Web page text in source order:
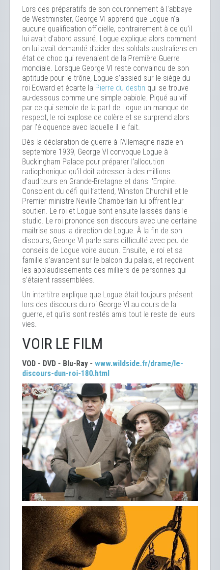
Lors des préparatifs de son couronnement à l'abbaye
de Westminster, George VI apprend que Logue n’a
aucune qualification officielle, contrairement à ce qu’il
lui avait d’abord assuré. Logue explique alors comment
on lui avait demandé d’aider des soldats australiens en
état de choc qui revenaient de la Première Guerre
mondiale. Lorsque George VI reste convaincu de son
aptitude pour le trône, Logue s’assied sur le siège du
roi Edward et écarte la Pierre du destin qui se trouve
au-dessous comme une simple babiole. Piqué au vif
par ce qui semble de la part de Logue un manque de
respect, le roi explose de colère et se surprend alors
par l’éloquence avec laquelle il le fait.
Dès la déclaration de guerre à l'Allemagne nazie en
septembre 1939, George VI convoque Logue à
Buckingham Palace pour préparer l’allocution
radiophonique qu’il doit adresser à des millions
d'auditeurs en Grande-Bretagne et dans l'Empire.
Conscient du défi qui l’attend, Winston Churchill et le
Premier ministre Neville Chamberlain lui offrent leur
soutien. Le roi et Logue sont ensuite laissés dans le
studio. Le roi prononce son discours avec une certaine
maitrise sous la direction de Logue. À la fin de son
discours, George VI parle sans difficulté avec peu de
conseils de Logue voire aucun. Ensuite, le roi et sa
famille s’avancent sur le balcon du palais, et reçoivent
les applaudissements des milliers de personnes qui
s’étaient rassemblées.
Un intertitre explique que Logue était toujours présent
lors des discours du roi George VI au cours de la
guerre, et qu’ils sont restés amis tout le reste de leurs
vies.
VOIR LE FILM
VOD - DVD - Blu-Ray - www.wildside.fr/drame/le-
discours-dun-roi-180.html